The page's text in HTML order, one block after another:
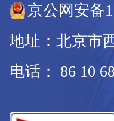
京公网安备
地址：北京市
电话： 86 10